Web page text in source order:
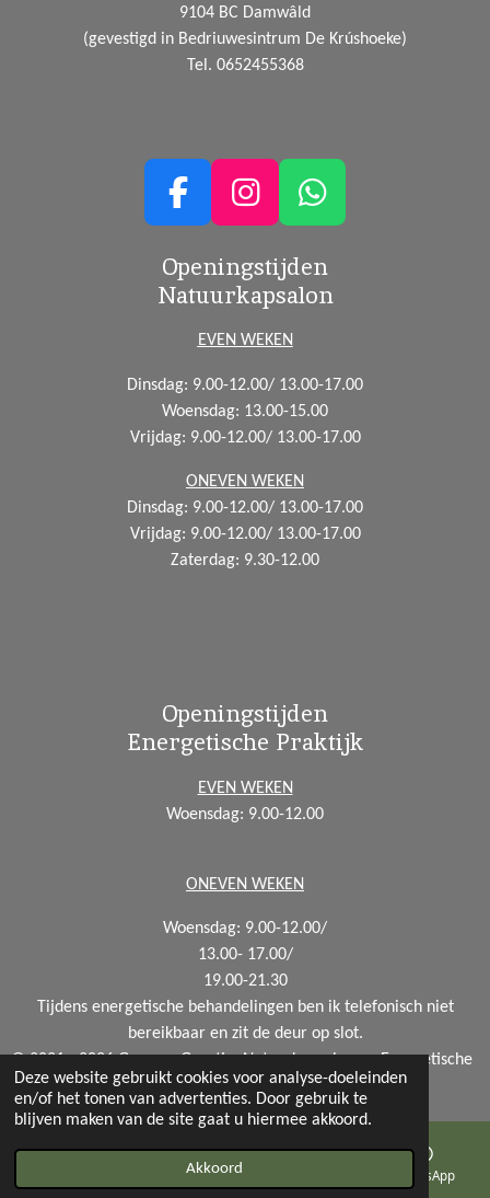
Deze website gebruikt cookies voor analyse-doeleinden
en/of het tonen van advertenties. Door gebruik te
blijven maken van de site gaat u hiermee akkoord.
Akkoord
9104 BC Damwâld
(gevestigd in Bedriuwesintrum De Krúshoeke)
Tel. 0652455368
F
c
e
o
k
I
s
t
a
r
a
W
a
t
p
p
Openingstijden
Natuurkapsalon
EVEN WEKEN
Dinsdag: 9.00-12.00/ 13.00-17.00
Woensdag: 13.00-15.00
Vrijdag: 9.00-12.00/ 13.00-17.00
ONEVEN WEKEN
Dinsdag: 9.00-12.00/ 13.00-17.00
Vrijdag: 9.00-12.00/ 13.00-17.00
Zaterdag: 9.30-12.00
Openingstijden
Energetische Praktijk
EVEN WEKEN
Woensdag: 9.00-12.00
ONEVEN WEKEN
Woensdag: 9.00-12.00/
13.00- 17.00/
19.00-21.30
Tijdens energetische behandelingen ben ik telefonisch niet
bereikbaar en zit de deur op slot.
© 2021 - 2026 Gewoan Geertje, Natuurkapsalon en Energetische
Praktijk
Kaart WhatsApp